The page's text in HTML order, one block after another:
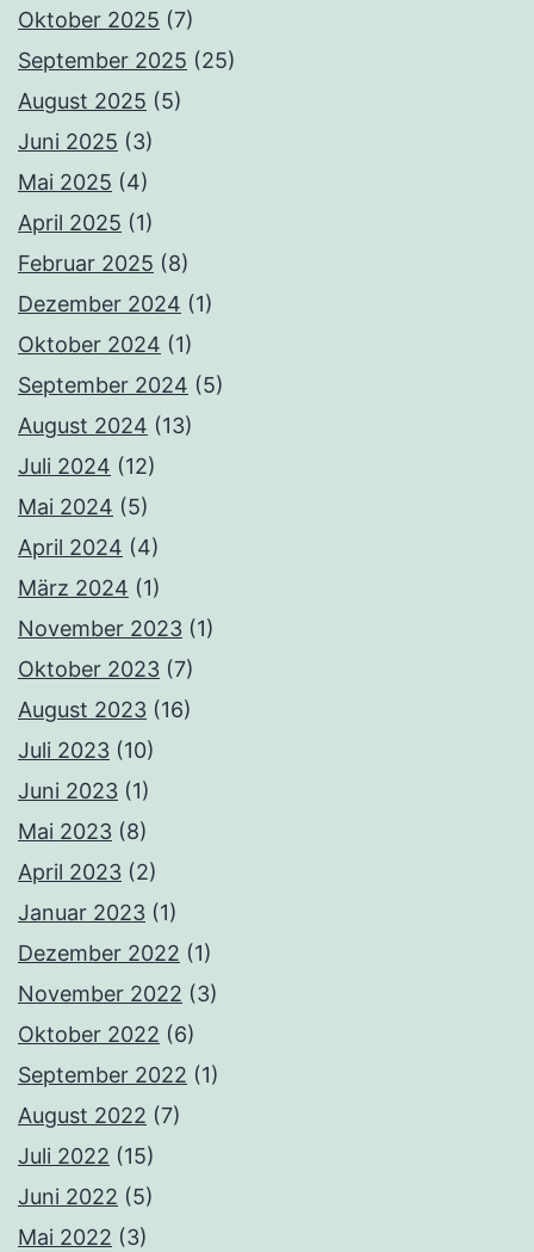
Oktober 2025 (7)
September 2025 (25)
August 2025 (5)
Juni 2025 (3)
Mai 2025 (4)
April 2025 (1)
Februar 2025 (8)
Dezember 2024 (1)
Oktober 2024 (1)
September 2024 (5)
August 2024 (13)
Juli 2024 (12)
Mai 2024 (5)
April 2024 (4)
März 2024 (1)
November 2023 (1)
Oktober 2023 (7)
August 2023 (16)
Juli 2023 (10)
Juni 2023 (1)
Mai 2023 (8)
April 2023 (2)
Januar 2023 (1)
Dezember 2022 (1)
November 2022 (3)
Oktober 2022 (6)
September 2022 (1)
August 2022 (7)
Juli 2022 (15)
Juni 2022 (5)
Mai 2022 (3)